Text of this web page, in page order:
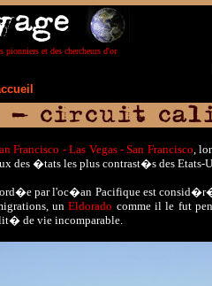
pionniers et des chercheurs d'or
Francisco - Las Vegas - San Francisco,
des �tats les plus contrast�s des Etats-
par l'oc�an Pacifique est
unEldorado comme il le fut
de vie incomparable.